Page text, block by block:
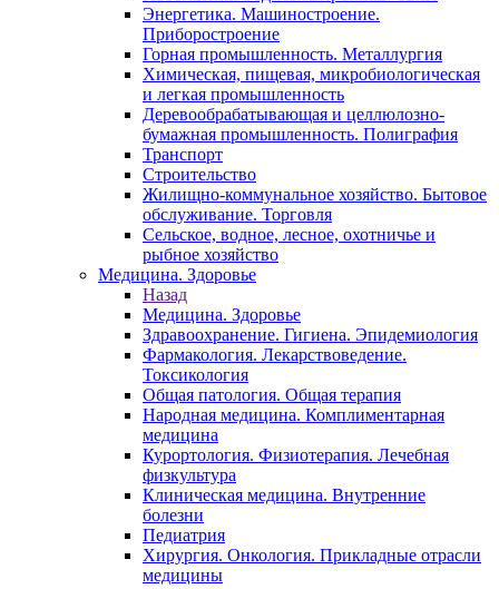
Энергетика. Машиностроение.
Приборостроение
Горная промышленность. Металлургия
Химическая, пищевая, микробиологическая
и легкая промышленность
Деревообрабатывающая и целлюлозно-
бумажная промышленность. Полиграфия
Транспорт
Строительство
Жилищно-коммунальное хозяйство. Бытовое
обслуживание. Торговля
Сельское, водное, лесное, охотничье и
рыбное хозяйство
Медицина. Здоровье
Назад
Медицина. Здоровье
Здравоохранение. Гигиена. Эпидемиология
Фармакология. Лекарствоведение.
Токсикология
Общая патология. Общая терапия
Народная медицина. Комплиментарная
медицина
Курортология. Физиотерапия. Лечебная
физкультура
Клиническая медицина. Внутренние
болезни
Педиатрия
Хирургия. Онкология. Прикладные отрасли
медицины